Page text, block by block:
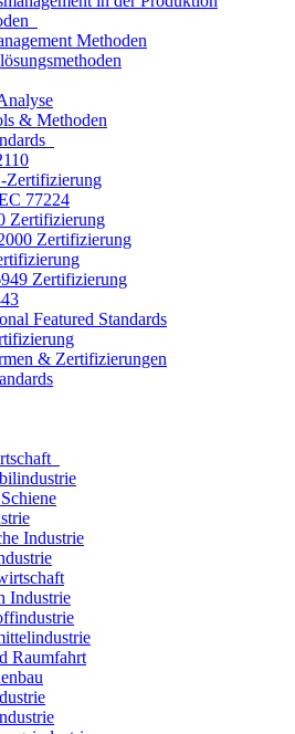
Methoden
& Methoden
Zertifizierung
77224
Zertifizierung
Zertifizierung
Zertifizierung
Featured Standards
& Zertifizierungen
Industrie
Industrie
Raumfahrt